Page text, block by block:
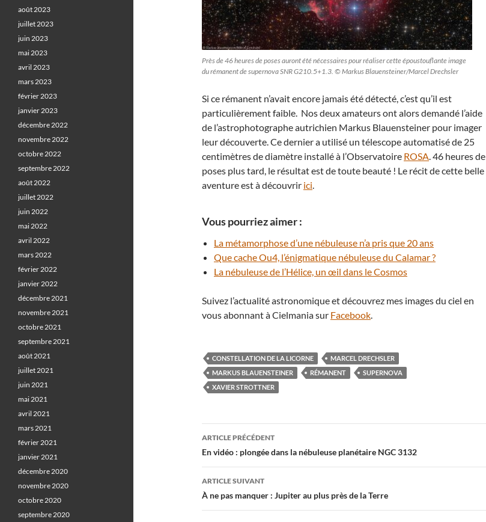
Près de 46 heures de poses auront été nécessaires pour réaliser cette époustouflante image
du rémanent de supernova SNR G210.5+1.3. © Markus Blauensteiner/Marcel Drechsler
Si ce rémanent n’avait encore jamais été détecté, c’est qu’il est
particulièrement faible. Nos deux amateurs ont alors demandé l’aide
de l’astrophotographe autrichien Markus Blauensteiner pour imager
leur découverte. Ce dernier a utilisé un télescope automatisé de 25
centimètres de diamètre installé à l’Observatoire ROSA. 46 heures de
poses plus tard, le résultat est de toute beauté ! Le récit de cette belle
aventure est à découvrir ici.
Vous pourriez aimer :
La métamorphose d’une nébuleuse n’a pris que 20 ans
Que cache Ou4, l’énigmatique nébuleuse du Calamar ?
La nébuleuse de l’Hélice, un œil dans le Cosmos
Suivez l’actualité astronomique et découvrez mes images du ciel en
vous abonnant à Cielmania sur Facebook.
CONSTELLATION DE LA LICORNE
MARCEL DRECHSLER
MARKUS BLAUENSTEINER
RÉMANENT
SUPERNOVA
XAVIER STROTTNER
Navigation
des
articles
ARTICLE PRÉCÉDENT
En vidéo : plongée dans la nébuleuse planétaire NGC 3132
ARTICLE SUIVANT
À ne pas manquer : Jupiter au plus près de la Terre
août 2023
juillet 2023
juin 2023
mai 2023
avril 2023
mars 2023
février 2023
janvier 2023
décembre 2022
novembre 2022
octobre 2022
septembre 2022
août 2022
juillet 2022
juin 2022
mai 2022
avril 2022
mars 2022
février 2022
janvier 2022
décembre 2021
novembre 2021
octobre 2021
septembre 2021
août 2021
juillet 2021
juin 2021
mai 2021
avril 2021
mars 2021
février 2021
janvier 2021
décembre 2020
novembre 2020
octobre 2020
septembre 2020